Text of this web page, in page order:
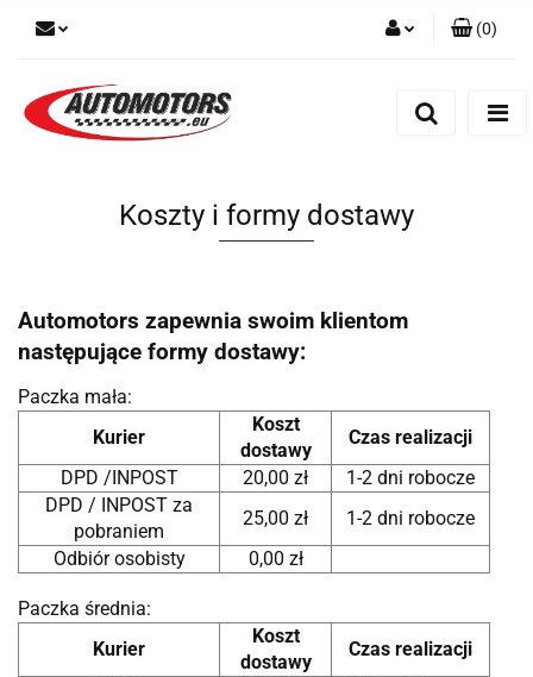
(0)
Koszty i formy dostawy
Automotors zapewnia swoim klientom
następujące formy dostawy:
Paczka mała:
Kurier
Koszt
dostawy
Czas realizacji
DPD /INPOST
20,00 zł
1-2 dni robocze
DPD / INPOST za
pobraniem
25,00 zł
1-2 dni robocze
Odbiór osobisty
0,00 zł
Paczka średnia:
Kurier
Koszt
dostawy
Czas realizacji